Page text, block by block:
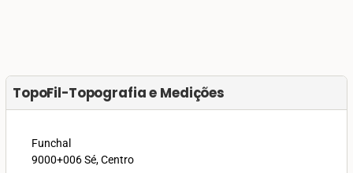
TopoFil-Topografia e Medições
Funchal
9000+006 Sé, Centro